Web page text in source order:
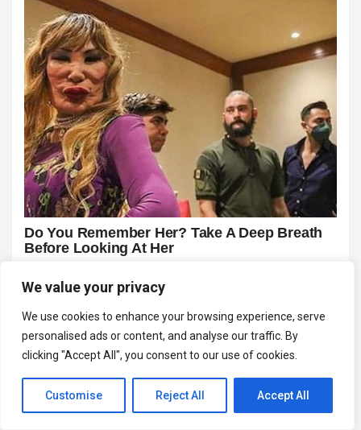
We value your privacy
We use cookies to enhance your browsing experience, serve
personalised ads or content, and analyse our traffic. By
clicking "Accept All", you consent to our use of cookies.
Customise Reject All Accept All